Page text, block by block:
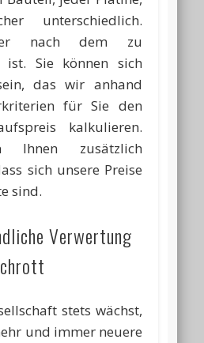
unterschiedlich.
nach dem zu
ist. Sie können sich
das wir anhand
für Sie den
kalkulieren.
Ihnen zusätzlich
sich unsere Preise
sind.
Verwertung
stets wächst,
und immer neuere